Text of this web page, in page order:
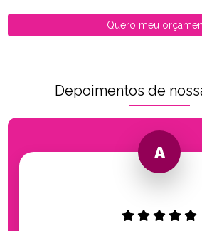
Quero meu
Depoimentos de